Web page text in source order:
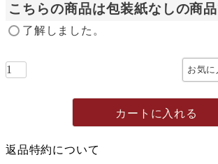
こちらの商品は包装紙なしの商
了解しました。
お気
カートに入れる
返品特約について